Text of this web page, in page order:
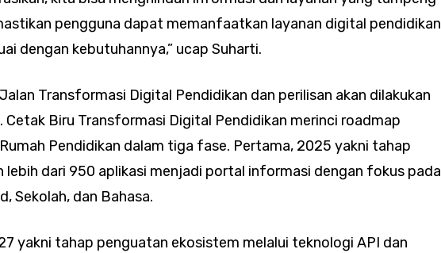
pengguna dapat memanfaatkan layanan digital pendidikan
dengan kebutuhannya,” ucap Suharti.
Transformasi Digital Pendidikan dan perilisan akan dilakukan
Cetak Biru Transformasi Digital Pendidikan merinci roadmap
Pendidikan dalam tiga fase. Pertama, 2025 yakni tahap
lebih dari 950 aplikasi menjadi portal informasi dengan fokus pada
Sekolah, dan Bahasa.
yakni tahap penguatan ekosistem melalui teknologi API dan